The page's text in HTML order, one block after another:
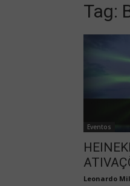
Tag:
Eventos
Leonardo